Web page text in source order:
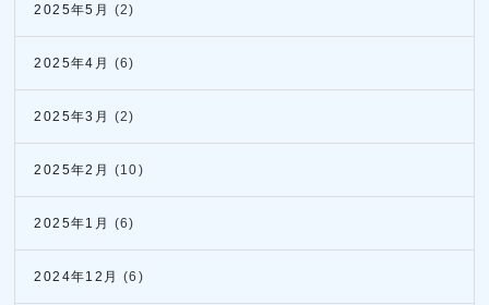
2025年5月 (2)
2025年4月 (6)
2025年3月 (2)
2025年2月 (10)
2025年1月 (6)
2024年12月 (6)